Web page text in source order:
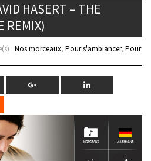
HASERT – THE
REMIX)
: Nos morceaux, Pour s'ambiancer, Pour